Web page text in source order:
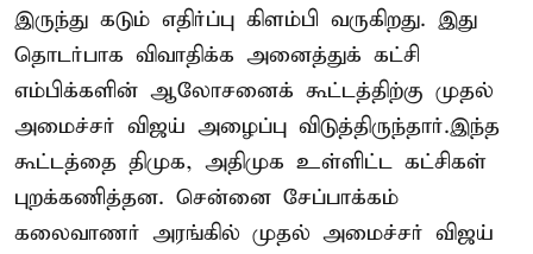
இருந்து கடும் எதிர்ப்பு கிளம்பி வருகிறது. இது
தொடர்பாக விவாதிக்க அனைத்துக் கட்சி
எம்பிக்களின் ஆலோசனைக் கூட்டத்திற்கு முதல்
அமைச்சர் விஜய் அழைப்பு விடுத்திருந்தார்.இந்த
கூட்டத்தை திமுக, அதிமுக உள்ளிட்ட கட்சிகள்
புறக்கணித்தன. சென்னை சேப்பாக்கம்
கலைவாணர் அரங்கில் முதல் அமைச்சர் விஜய்